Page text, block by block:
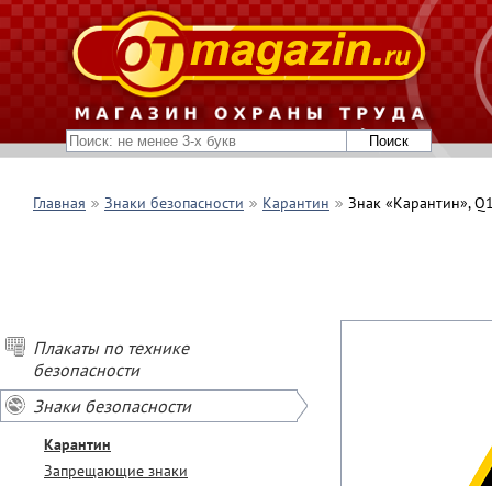
Главная Знаки безопасности Карантин Знак «Карантин»,
Плакаты по технике
безопасности
Знаки безопасности
Карантин
Запрещающие знаки